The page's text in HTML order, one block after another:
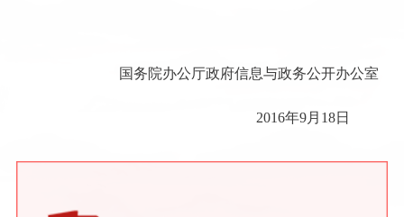
国务院办公厅政府信息与政务公开办公室
2016年9月18日